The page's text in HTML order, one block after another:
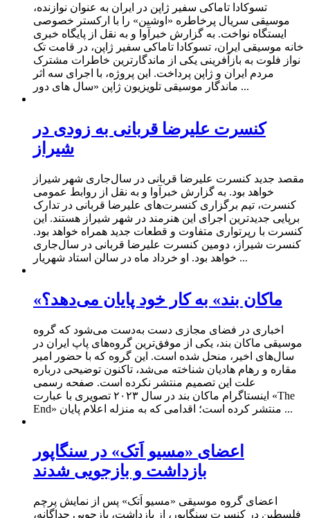
تسوکادا تاماکی سفیر ژاپن در ایران به عنوان نوازنده،
موسیقی سریال پرخاطره «اوشین» را با ارکستر خصوصی
ایستگاه نواخت. به گزارش خبرآوا و به نقل از پایگاه خبری
خانه موسیقی ایران، تسوکادا تاماکی سفیر ژاپن، در قامت تک
نواز فلوت به بازآفرینی یکی از ماندگارترین خاطرات مشترک
مردم ایران و ژاپن پرداخت. این پروژه، با اجرای سه اثر
ماندگار موسیقی تلویزیون ژاپن «سال های دور ...
کنسرت علیرضا قربانی به زودی در
شیراز
مقصد جدید کنسرت علیرضا قربانی در سال‌جاری شهر شیراز
خواهد بود. به گزارش خبرآوا و به نقل از روابط عمومی
کنسرت، تیم برگزاری کنسرت‌های علیرضا قربانی در تدارک
برپایی جدیدترین اجرای این هنرمند در شهر شیراز هستند. این
کنسرت با رپرتواری متفاوت و قطعات جدید همراه خواهد بود.
کنسرت شیراز، دومین کنسرت علیرضا قربانی در سال‌جاری
خواهد بود. او خرداد ماه در سالن استاد شهریار ...
«ماکان بند» به کار خود پایان می‌دهد؟
اخباری در فضای مجازی دست به‌دست می‌شود که گروه
موسیقی ماکان بند، یکی از موفق‌ترین گروه‌های پاپ ایران در
سال‌های اخیر، منحل شده است. این گروه که با حضور امیر
مقاره و رهام هادیان شناخته می‌شد، تاکنون توضیحی درباره
علت این تصمیم منتشر نکرده است. صفحه رسمی
اینستاگرام ماکان بند در سال ۲۰۲۳ تصویری با عبارت «The
End» منتشر کرده است؛ اقدامی که به منزله اعلام پایان ...
اعضای «مسیو اَتک» در سنگاپور
بازداشت و بازجویی شدند
اعضای گروه موسیقی «مسیو اَتک» پس از نمایش پرچم
فلسطین در کنسرت سنگاپور، از بازداشت، بازجویی جداگانه،